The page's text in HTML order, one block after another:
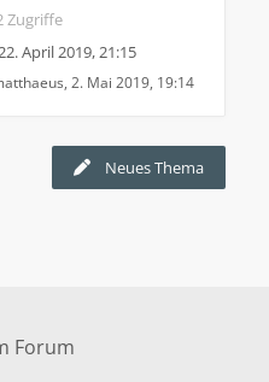
Zugriffe
April 2019, 21:15
, 2. Mai 2019, 19:14
Neues Thema
Forum